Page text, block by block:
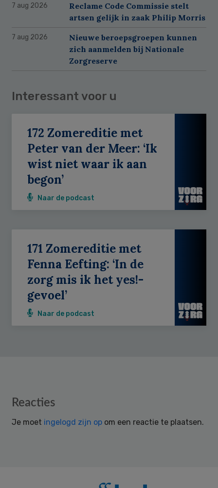
7 aug 2026
Reclame Code Commissie stelt
artsen gelijk in zaak Philip Morris
7 aug 2026
Nieuwe beroepsgroepen kunnen
zich aanmelden bij Nationale
Zorgreserve
Interessant voor u
172 Zomereditie met
Peter van der Meer: ‘Ik
wist niet waar ik aan
begon’
Naar de podcast
171 Zomereditie met
Fenna Eefting: ‘In de
zorg mis ik het yes!-
gevoel’
Naar de podcast
Reader
Reacties
Je moet ingelogd zijn op om een reactie te plaatsen.